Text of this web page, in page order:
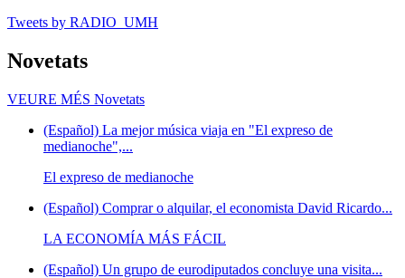
Tweets by RADIO_UMH
Novetats
VEURE MÉS Novetats
(Español) La mejor música viaja en "El expreso de
medianoche",...
El expreso de medianoche
(Español) Comprar o alquilar, el economista David Ricardo...
LA ECONOMÍA MÁS FÁCIL
(Español) Un grupo de eurodiputados concluye una visita...